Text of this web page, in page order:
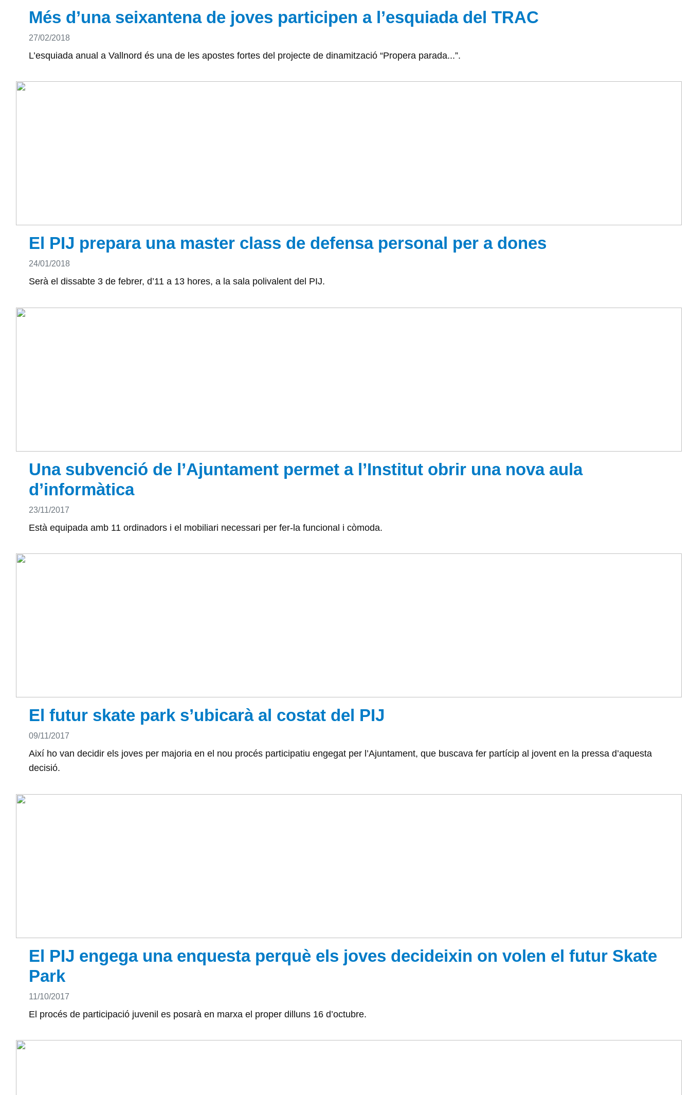
Més d’una seixantena de joves participen a l’esquiada del TRAC
Detalls
27/02/2018
L’esquiada anual a Vallnord és una de les apostes fortes del projecte de dinamització “Propera parada...”.
El PIJ prepara una master class de defensa personal per a dones
Detalls
24/01/2018
Serà el dissabte 3 de febrer, d’11 a 13 hores, a la sala polivalent del PIJ.
Una subvenció de l’Ajuntament permet a l’Institut obrir una nova aula
d’informàtica
Detalls
23/11/2017
Està equipada amb 11 ordinadors i el mobiliari necessari per fer-la funcional i còmoda.
El futur skate park s’ubicarà al costat del PIJ
Detalls
09/11/2017
Així ho van decidir els joves per majoria en el nou procés participatiu engegat per l’Ajuntament, que buscava fer partícip al jovent en la pressa d’aquesta
decisió.
El PIJ engega una enquesta perquè els joves decideixin on volen el futur Skate
Park
Detalls
11/10/2017
El procés de participació juvenil es posarà en marxa el proper dilluns 16 d’octubre.